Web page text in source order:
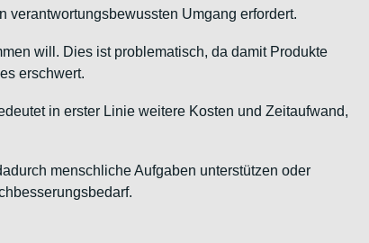
Umgang erfordert.
will. Dies ist problematisch, da damit Produkte
erschwert.
in erster Linie weitere Kosten und Zeitaufwand,
menschliche Aufgaben unterstützen oder